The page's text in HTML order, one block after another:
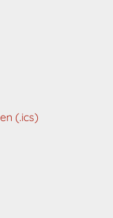
(.ics)